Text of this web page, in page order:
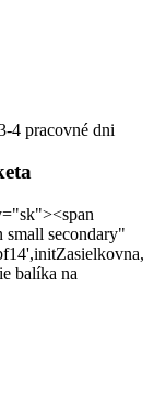
4 pracovné dni
secondary"
balíka na